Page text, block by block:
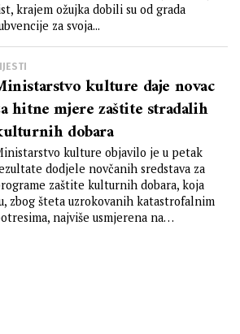
krajem ožujka dobili su od grada
za svoja...
kulture daje novac
hitne mjere zaštite stradalih
dobara
kulture objavilo je u petak
dodjele novčanih sredstava za
zaštite kulturnih dobara, koja
zbog šteta uzrokovanih katastrofalnim
najviše usmjerena na